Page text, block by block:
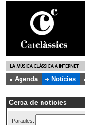
Agenda
Notícies
Cerca de notícies
Paraules: